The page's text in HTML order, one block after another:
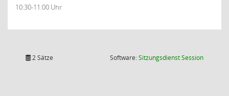
10:30-11:00 Uhr
2 Sätze Software:SitzungsdienstSession(Wird in